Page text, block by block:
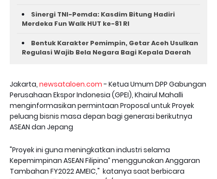
Sinergi TNI-Pemda: Kasdim Bitung Hadiri
Merdeka Fun Walk HUT ke-81 RI
Bentuk Karakter Pemimpin, Getar Aceh Usulkan
Regulasi Wajib Bela Negara Bagi Kepala Daerah
Jakarta, newsataloen.com - Ketua Umum DPP Gabungan
Perusahaan Ekspor Indonesia (GPEI), Khairul Mahalli
menginformasikan permintaan Proposal untuk Proyek
peluang bisnis masa depan bagi generasi berikutnya
ASEAN dan Jepang
"Proyek ini guna meningkatkan industri selama
Kepemimpinan ASEAN Filipina” menggunakan Anggaran
Tambahan FY2022 AMEIC," katanya saat berbicara